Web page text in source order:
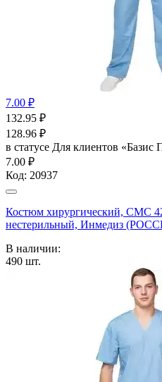
7.00 ₽
132.95 ₽
128.96 ₽
в статусе Для клиентов «Базис
7.00 ₽
Код: 20937
Костюм хирургический, СМС
нестерильный, Инмедиз
В наличии:
490 шт.